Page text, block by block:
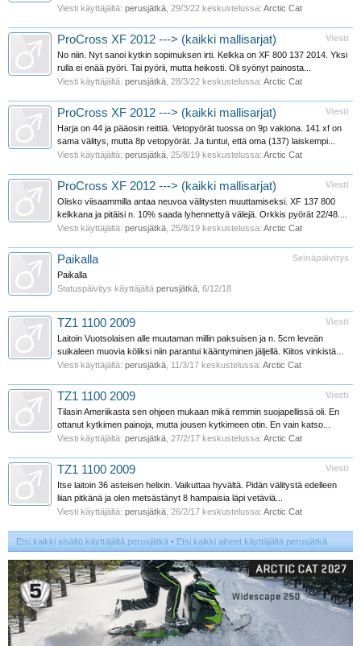
Viesti käyttäjältä: perusjätkä 29/3/22 keskustelussa: Arctic Cat
Viesti
ProCross XF 2012 ---> (kaikki mallisarjat)
No niin. Nyt sanoi kytkin sopimuksen irti. Kelkka on XF 800 137 2014. Yksi
rulla ei enää pyöri. Tai pyörii, mutta heikosti. Oli syönyt painosta...
Viesti käyttäjältä: perusjätkä 28/3/22 keskustelussa: Arctic Cat
Viesti
ProCross XF 2012 ---> (kaikki mallisarjat)
Harja on 44 ja pääosin reittiä. Vetopyörät tuossa on 9p vakiona. 141 xf on
sama välitys, mutta 8p vetopyörät. Ja tuntui, että oma (137) laiskempi...
Viesti käyttäjältä: perusjätkä 25/8/19 keskustelussa: Arctic Cat
Viesti
ProCross XF 2012 ---> (kaikki mallisarjat)
Olisko viisaammilla antaa neuvoa välitysten muuttamiseksi. XF 137 800
kelkkana ja pitäisi n. 10% saada lyhennettyä välejä. Orkkis pyörät 22/48....
Viesti käyttäjältä: perusjätkä 25/8/19 keskustelussa: Arctic Cat
Seinäpäivitys
Paikalla
Paikalla
Statuspäivitys käyttäjältä perusjätkä 6/12/18
Viesti
TZ1 1100 2009
Laitoin Vuotsolaisen alle muutaman millin paksuisen ja n. 5cm leveän
suikaleen muovia köliksi niin parantui kääntyminen jäljellä. Kiitos vinkistä...
Viesti käyttäjältä: perusjätkä 11/3/17 keskustelussa: Arctic Cat
Viesti
TZ1 1100 2009
Tilasin Ameriikasta sen ohjeen mukaan mikä remmin suojapellissä oli. En
ottanut kytkimen painoja, mutta jousen kytkimeen otin. En vain katso...
Viesti käyttäjältä: perusjätkä 27/2/17 keskustelussa: Arctic Cat
Viesti
TZ1 1100 2009
Itse laitoin 36 asteisen helixin. Vaikuttaa hyvältä. Pidän välitystä edelleen
liian pitkänä ja olen metsästänyt 8 hampaisia läpi vetäviä...
Viesti käyttäjältä: perusjätkä 26/2/17 keskustelussa: Arctic Cat
Etsi kaikki sisältö käyttäjältä perusjätkä Etsi kaikki aiheet käyttäjältä perusjätkä